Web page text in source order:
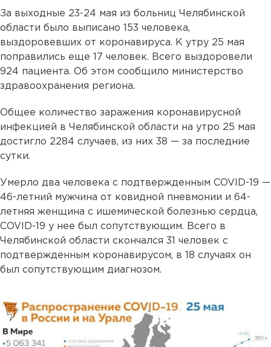
За выходные 23-24 мая из больниц Челябинской
области было выписано 153 человека,
выздоровевших от коронавируса. К утру 25 мая
поправились еще 17 человек. Всего выздоровели
924 пациента. Об этом сообщило министерство
здравоохранения региона.
Общее количество заражения коронавирусной
инфекцией в Челябинской области на утро 25 мая
достигло 2284 случаев, из них 38 — за последние
сутки.
Умерло два человека с подтвержденным COVID-19 —
46-летний мужчина от ковидной пневмонии и 64-
летняя женщина с ишемической болезнью сердца,
COVID-19 у нее был сопутствующим. Всего в
Челябинской области скончался 31 человек с
подтвержденным коронавирусом, в 18 случаях он
был сопутствующим диагнозом.